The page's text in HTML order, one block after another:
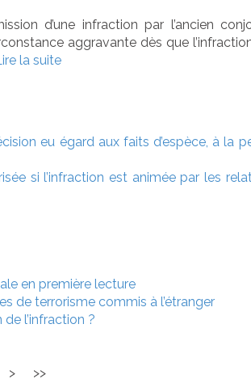
d’une infraction par l’ancien
aggravante dès que
la suite
eu égard aux faits d’espèce, à la
si l’infraction est animée par les
en première lecture
de terrorisme commis à l’étranger
l’infraction ?
> >>